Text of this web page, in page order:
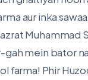
aur inka
Muhammad
gah mein bator
farma! Phir